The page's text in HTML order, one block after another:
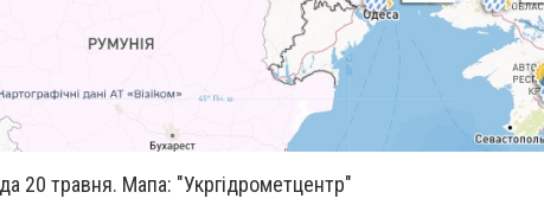
20 травня. Мапа: "Укргідрометцентр"